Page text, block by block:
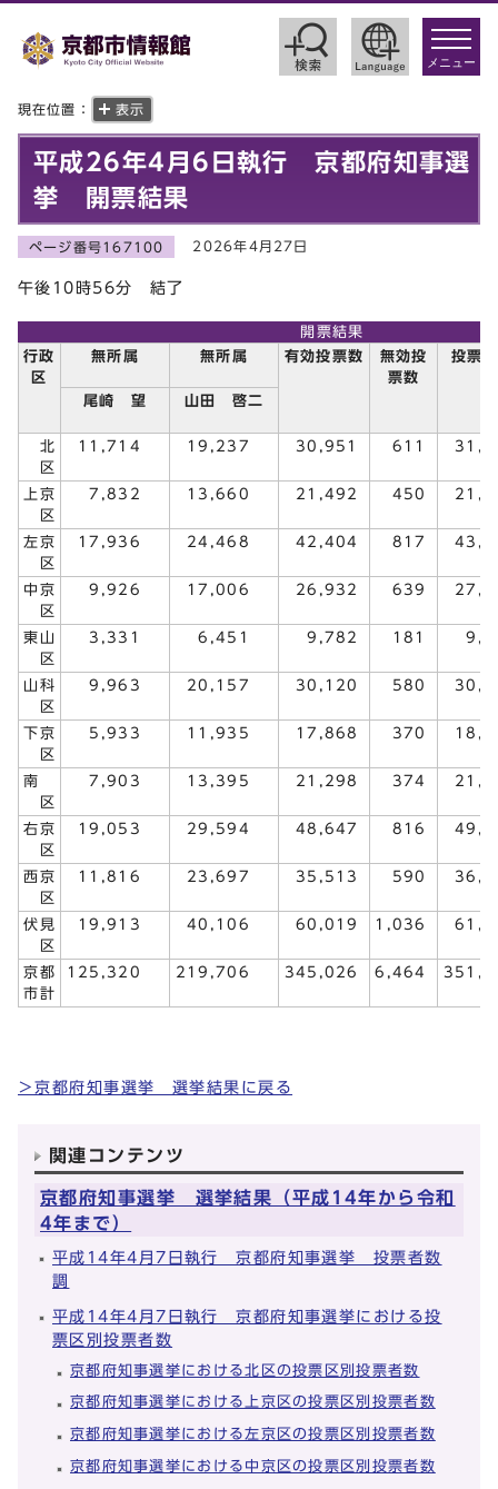
toggle
メニュー
現在位置： 表示
平成26年4月6日執行 京都府知事選
挙 開票結果
ページ番号167100 2026年4月27日
午後10時56分 結了
開票結果
行政
区
無所属 無所属 有効投票数
無効投
票数
投票
尾崎 望 山田 啓二
北
区
11,714 19,237 30,951 611
上京
区
7,832 13,660 21,492 450
左京
区
17,936 24,468 42,404 817
中京
区
9,926 17,006 26,932 639
東山
区
3,331 6,451 9,782 181
山科
区
9,963 20,157 30,120 580
下京
区
5,933 11,935 17,868 370
南
区
7,903 13,395 21,298 374
右京
区
19,053 29,594 48,647 816
西京
区
11,816 23,697 35,513 590
伏見
区
19,913 40,106 60,019 1,036
京都
市計
125,320 219,706 345,026 6,464
＞京都府知事選挙 選挙結果に戻る
関連コンテンツ
京都府知事選挙 選挙結果（平成14年から令和
4年まで）
平成14年4月7日執行 京都府知事選挙 投票者数
調
平成14年4月7日執行 京都府知事選挙における投
票区別投票者数
京都府知事選挙における北区の投票区別投票者数
京都府知事選挙における上京区の投票区別投票者数
京都府知事選挙における左京区の投票区別投票者数
京都府知事選挙における中京区の投票区別投票者数